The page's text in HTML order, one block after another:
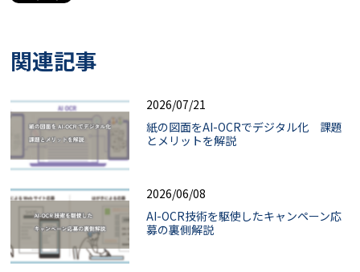
関連記事
2026/07/21
紙の図面をAI-OCRでデジタル化 課題
とメリットを解説
2026/06/08
AI-OCR技術を駆使したキャンペーン応
募の裏側解説